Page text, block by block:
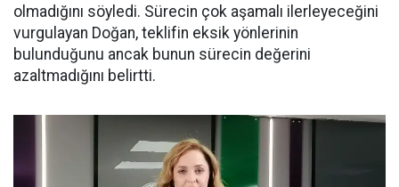
olmadığını söyledi. Sürecin çok aşamalı ilerleyeceğini
vurgulayan Doğan, teklifin eksik yönlerinin
bulunduğunu ancak bunun sürecin değerini
azaltmadığını belirtti.